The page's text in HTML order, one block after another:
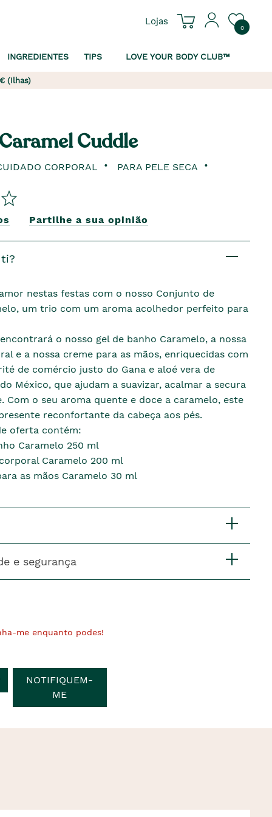
Lojas
0
INGREDIENTES TIPS LOVE YOUR BODY CLUB™
(Ilhas)
Cuddle
CORPORAL
PARA PELE SECA
Partilhe a sua opinião
nestas festas com o nosso Conjunto de
um trio com um aroma acolhedor perfeito para
o nosso gel de banho Caramelo, a nossa
e a nossa creme para as mãos, enriquecidas com
de comércio justo do Gana e aloé vera de
México, que ajudam a suavizar, acalmar a secura
Com o seu aroma quente e doce a caramelo, este
reconfortante da cabeça aos pés.
oferta contém:
Caramelo 250 ml
Caramelo 200 ml
as mãos Caramelo 30 ml
e segurança
me enquanto podes!
NOTIFIQUEM-
ME